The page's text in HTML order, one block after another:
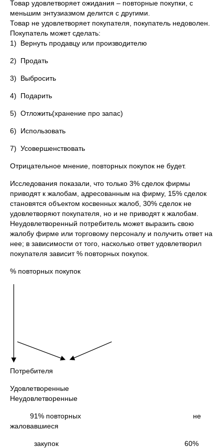
Товар удовлетворяет ожидания – повторные покупки, с
меньшим энтузиазмом делится с другими.
Товар не удовлетворяет покупателя, покупатель недоволен.
Покупатель может сделать:
1) Вернуть продавцу или производителю
2) Продать
3) Выбросить
4) Подарить
5) Отложить(хранение про запас)
6) Использовать
7) Усовершенствовать
Отрицательное мнение, повторных покупок не будет.
Исследования показали, что только 3% сделок фирмы
приводят к жалобам, адресованным на фирму, 15% сделок
становятся объектом косвенных жалоб, 30% сделок не
удовлетворяют покупателя, но и не приводят к жалобам.
Неудовлетворенный потребитель может выразить свою
жалобу фирме или торговому персоналу и получить ответ на
нее; в зависимости от того, насколько ответ удовлетворил
покупателя зависит % повторных покупок.
% повторных покупок
Потребителя
Удовлетворенные
Неудовлетворенные
91% повторных не
жаловавшиеся
закупок 60%